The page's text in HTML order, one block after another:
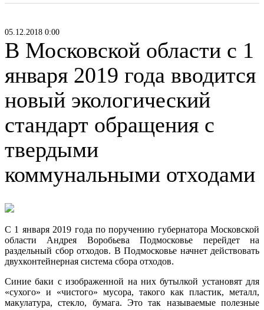
05.12.2018 0:00
В Московской области с 1
января 2019 года вводится
новый экологический
стандарт обращения с
твердыми
коммунальными отходами
С 1 января 2019 года по поручению губернатора Московской
области Андрея Воробьева Подмосковье перейдет на
раздельный сбор отходов. В Подмосковье начнет действовать
двухконтейнерная система сбора отходов.
Синие баки с изображенной на них бутылкой установят для
«сухого» и «чистого» мусора, такого как пластик, металл,
макулатура, стекло, бумага. Это так называемые полезные